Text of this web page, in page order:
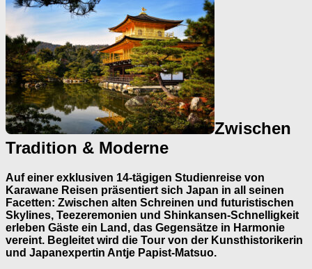
Zwischen
Tradition & Moderne
Auf einer exklusiven 14-tägigen Studienreise von
Karawane Reisen präsentiert sich Japan in all seinen
Facetten: Zwischen alten Schreinen und futuristischen
Skylines, Teezeremonien und Shinkansen-Schnelligkeit
erleben Gäste ein Land, das Gegensätze in Harmonie
vereint. Begleitet wird die Tour von der Kunsthistorikerin
und Japanexpertin Antje Papist-Matsuo.